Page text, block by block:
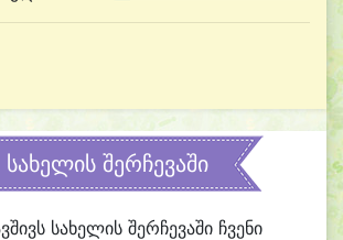
შერჩევაში
სახელის შერჩევაში ჩვენი